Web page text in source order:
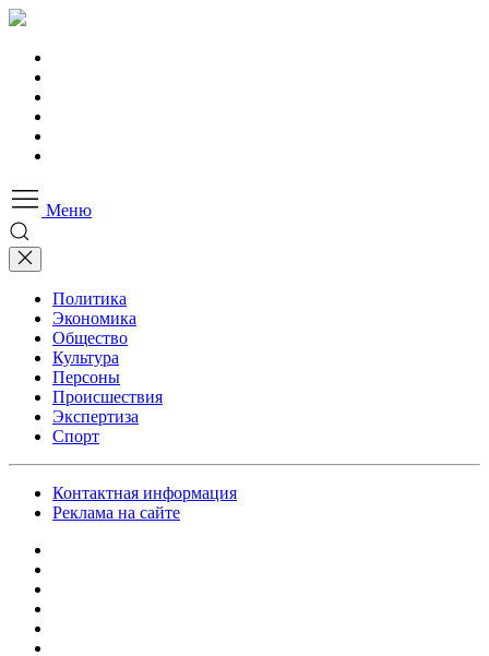
Меню
Политика
Экономика
Общество
Культура
Персоны
Происшествия
Экспертиза
Спорт
Контактная информация
Реклама на сайте